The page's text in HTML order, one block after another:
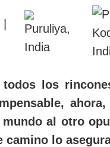
los
al otro
camino lo